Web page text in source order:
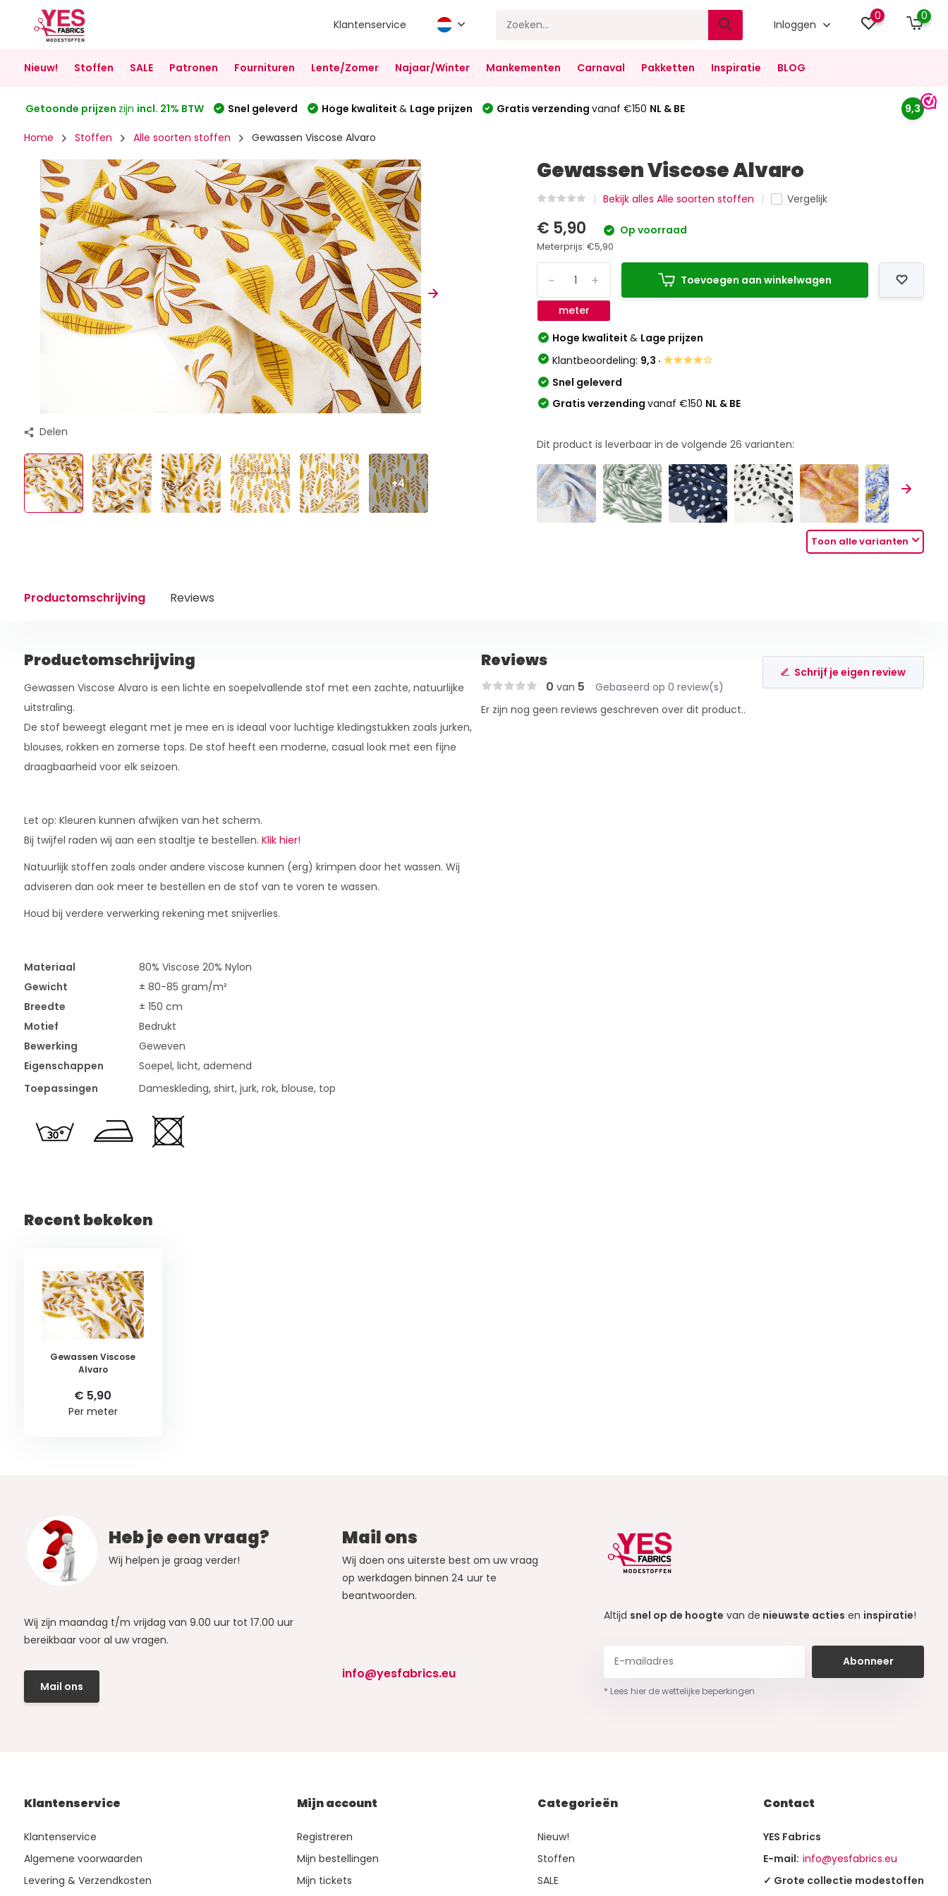
Klantenservice Inloggen
0 0
Nieuw! Stoffen SALE Patronen Fournituren Lente/Zomer Najaar/Winter Mankementen Carnaval Pakketten Inspiratie BLOG
Getoonde prijzen zijn incl. 21% BTW Snel geleverd Hoge kwaliteit & Lage prijzen Gratis verzending vanaf €150 NL & BE 9,3
Home Stoffen Alle soorten stoffen Gewassen Viscose Alvaro
Delen
+4
Gewassen Viscose Alvaro
Bekijk alles Alle soorten stoffen Vergelijk
€ 5,90 Op voorraad
Meterprijs:€5,90
+
-
meter
Toevoegen aan winkelwagen
Hoge kwaliteit& Lage prijzen
Klantbeoordeling: 9,3 ·★★★★☆
Snel geleverd
Gratis verzendingvanaf €150 NL & BE
Dit product is leverbaar in de volgende26 varianten:
Toon alle varianten
Productomschrijving Reviews
Productomschrijving
Gewassen Viscose Alvaro is een lichte en soepelvallende stof met een zachte, natuurlijke
uitstraling.
De stof beweegt elegant met je mee en is ideaal voor luchtige kledingstukken zoals jurken,
blouses, rokken en zomerse tops. De stof heeft een moderne, casual look met een fijne
draagbaarheid voor elk seizoen.
Let op: Kleuren kunnen afwijken van het scherm.
Bij twijfel raden wij aan een staaltje te bestellen. Klik hier!
Natuurlijk stoffen zoals onder andere viscose kunnen (erg) krimpen door het wassen. Wij
adviseren dan ook meer te bestellen en de stof van te voren te wassen.
Houd bij verdere verwerking rekening met snijverlies.
Materiaal
80% Viscose 20% Nylon
Gewicht
± 80-85 gram/m²
Breedte
± 150 cm
Motief
Bedrukt
Bewerking
Geweven
Eigenschappen
Soepel, licht, ademend
Toepassingen
Dameskleding, shirt, jurk, rok, blouse, top
Reviews
0 van 5 Gebaseerd op 0 review(s)
Schrijf je eigen review
Er zijn nog geen reviews geschreven over dit product..
Recent bekeken
Gewassen Viscose
Alvaro
€ 5,90
Per meter
Heb je een vraag?
Wij helpen je graag verder!
Wij zijn maandag t/m vrijdag van 9.00 uur tot 17.00 uur
bereikbaar voor al uw vragen.
Mail ons
Mail ons
Wij doen ons uiterste best om uw vraag
op werkdagen binnen 24 uur te
beantwoorden.
info@yesfabrics.eu
Altijd snel op de hoogte van de nieuwste acties en inspiratie!
Abonneer
* Lees hier de wettelijke beperkingen
Klantenservice
Klantenservice
Algemene voorwaarden
Levering & Verzendkosten
Mijn account
Registreren
Mijn bestellingen
Mijn tickets
Categorieën
Nieuw!
Stoffen
SALE
Contact
YES Fabrics
E-mail: info@yesfabrics.eu
✓ Grote collectie modestoffen